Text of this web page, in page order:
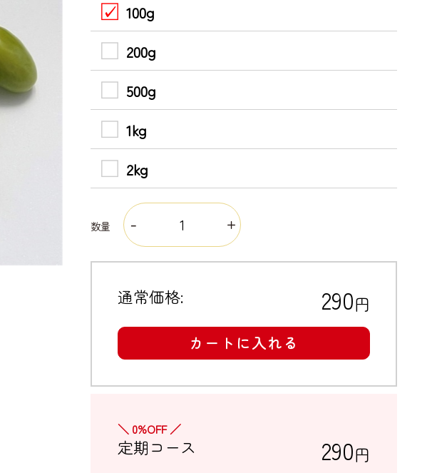
100g
200g
500g
1kg
2kg
数量
通常価格: 290円
カートに入れる
＼ 0%OFF ／
定期コース 290円